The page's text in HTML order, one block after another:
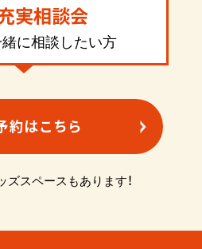
実相談会
に相談したい方
約はこちら
ズスペースもあります！